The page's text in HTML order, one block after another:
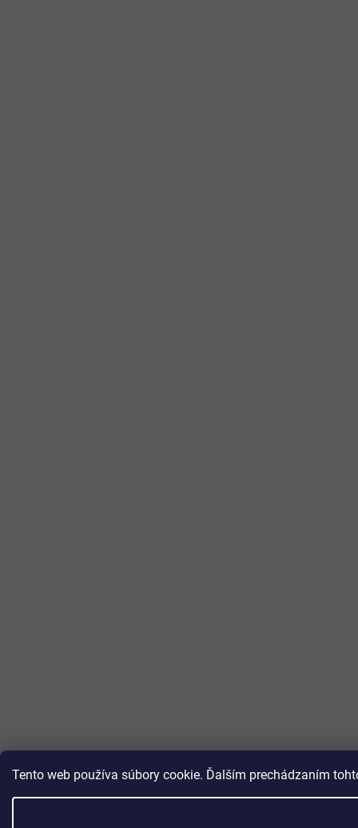
Tento web používa súbory cookie. Ďalším prechádzaním